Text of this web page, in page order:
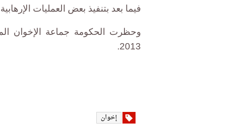
فيما بعد بتنفيذ بعض العمليات
وحظرت الحكومة جماعة الإخوان
2013.
إخوان